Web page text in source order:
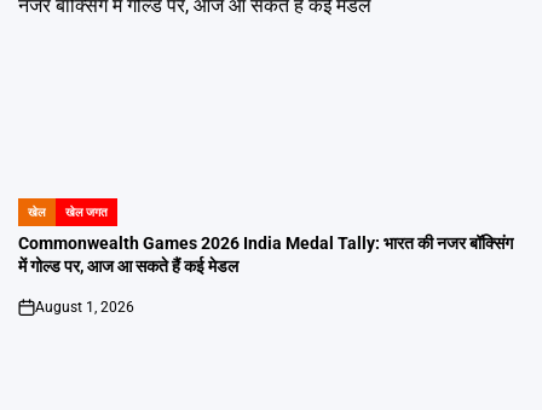
POSTED
IN
खेल खेल जगत
Commonwealth Games 2026 India Medal Tally: भारत की नजर बॉक्सिंग
में गोल्ड पर, आज आ सकते हैं कई मेडल
on
August 1, 2026